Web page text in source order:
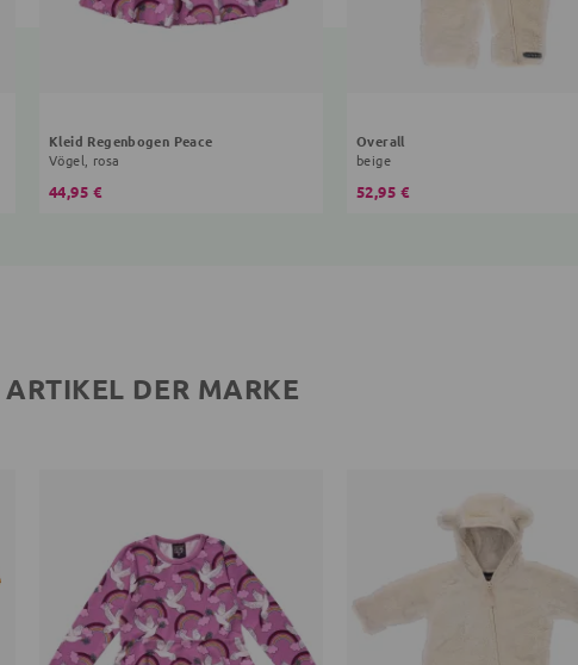
Kleid Regenbogen Peace
Vögel, rosa
44,95 €
Overall
beige
52,95 €
DER MARKE